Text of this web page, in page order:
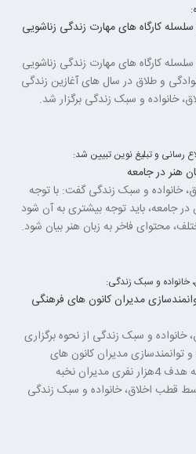
کارگاه های مهارت زندگی زناشویی
کارگاه های مهارت زندگی زناشویی
و طلاق در سال های آغازین زندگی
خانواده و سبک زندگی برگزار شد.
رسانی و تبلیغ نوین تبیین شد:
هنر در جامعه
خانواده و سبک زندگی گفت: با توجه
در جامعه، باید توجه بیشتری به آن شود
محتوای فاخر به زبان هنر بیان شود.
خانواده و سبک زندگی:
مدیران کانون های فرهنگی
و سبک زندگی از نحوه برگزاری
مدیران کانون های
فرهنگی مساجد کشور برای جامعه هدف 4هزار نفری مدیران نخبه
قطب اخلاق، خانواده و سبک زندگی